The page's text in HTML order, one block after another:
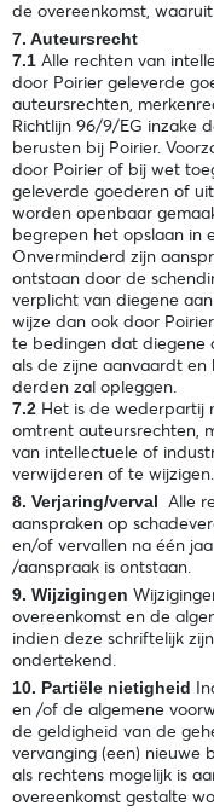
de overeenkomst,
7. Auteursrecht
7.1 Alle rechten van
door Poirier geleverde
auteursrechten,
Richtlijn 96/9/EG inzake
berusten bij Poirier.
door Poirier of bij wet
geleverde goederen of
worden openbaar
begrepen het opslaan in
Onverminderd zijn
ontstaan door de
verplicht van diegene
wijze dan ook door
te bedingen dat diegene
als de zijne aanvaardt
derden zal opleggen.
7.2 Het is de wederpartij
omtrent auteursrechten,
van intellectuele of
verwijderen of te wijzigen.
8. Verjaring/verval Alle
aanspraken op
en/of vervallen na één
/aanspraak is ontstaan.
9. Wijzigingen
overeenkomst en de
indien deze schriftelijk
ondertekend.
10. Partiële nietigheid
en /of de algemene
de geldigheid van de
vervanging (een) nieuwe
als rechtens mogelijk is
overeenkomst gestalte